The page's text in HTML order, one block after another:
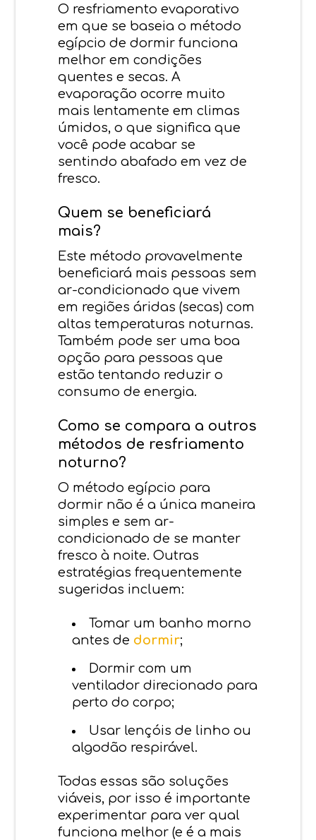
O resfriamento evaporativo
em que se baseia o método
egípcio de dormir funciona
melhor em condições
quentes e secas. A
evaporação ocorre muito
mais lentamente em climas
úmidos, o que significa que
você pode acabar se
sentindo abafado em vez de
fresco.
Quem se beneficiará
mais?
Este método provavelmente
beneficiará mais pessoas sem
ar-condicionado que vivem
em regiões áridas (secas) com
altas temperaturas noturnas.
Também pode ser uma boa
opção para pessoas que
estão tentando reduzir o
consumo de energia.
Como se compara a outros
métodos de resfriamento
noturno?
O método egípcio para
dormir não é a única maneira
simples e sem ar-
condicionado de se manter
fresco à noite. Outras
estratégias frequentemente
sugeridas incluem:
Tomar um banho morno
antes de dormir;
Dormir com um
ventilador direcionado para
perto do corpo;
Usar lençóis de linho ou
algodão respirável.
Todas essas são soluções
viáveis, por isso é importante
experimentar para ver qual
funciona melhor (e é a mais